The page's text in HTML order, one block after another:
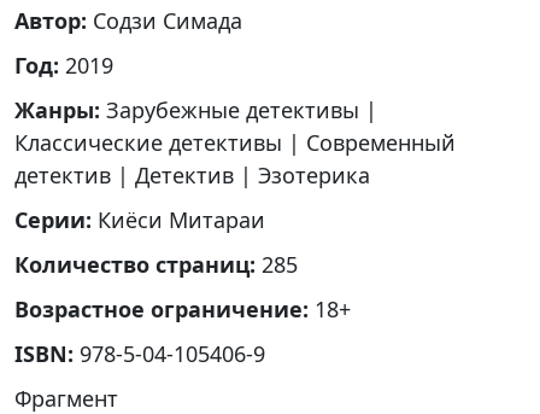
Автор: Содзи Симада
Год: 2019
Жанры: Зарубежные детективы |
Классические детективы | Современный
детектив | Детектив | Эзотерика
Серии: Киёси Митараи
Количество страниц: 285
Возрастное ограничение: 18+
ISBN: 978-5-04-105406-9
Фрагмент